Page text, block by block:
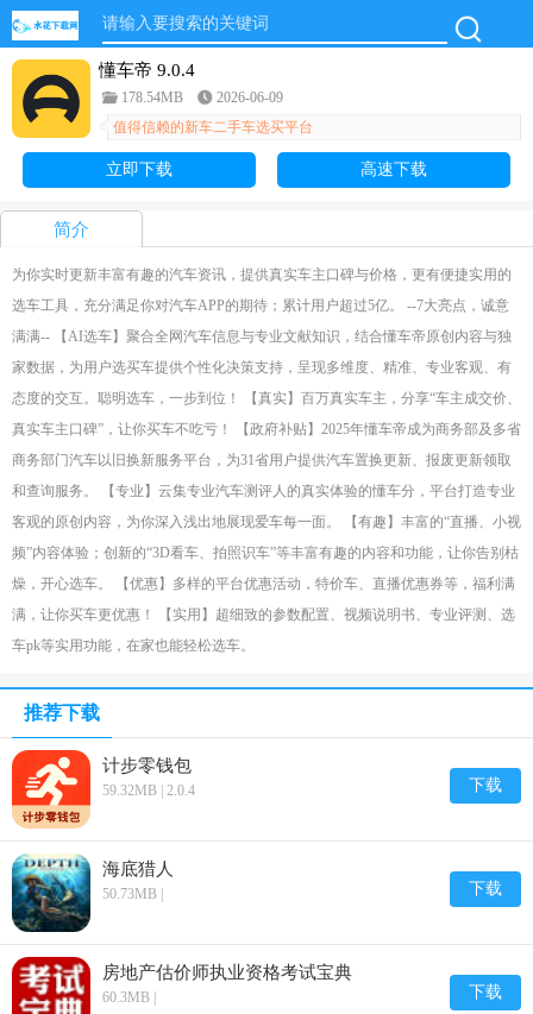
懂车帝 9.0.4
178.54MB
2026-06-09
值得信赖的新车二手车选买平台
立即下载 高速下载
简介
为你实时更新丰富有趣的汽车资讯，提供真实车主口碑与价格，更有便捷实用的
选车工具，充分满足你对汽车APP的期待；累计用户超过5亿。 --7大亮点，诚意
满满-- 【AI选车】聚合全网汽车信息与专业文献知识，结合懂车帝原创内容与独
家数据，为用户选买车提供个性化决策支持，呈现多维度、精准、专业客观、有
态度的交互。聪明选车，一步到位！ 【真实】百万真实车主，分享“车主成交价、
真实车主口碑”，让你买车不吃亏！ 【政府补贴】2025年懂车帝成为商务部及多省
商务部门汽车以旧换新服务平台，为31省用户提供汽车置换更新、报废更新领取
和查询服务。 【专业】云集专业汽车测评人的真实体验的懂车分，平台打造专业
客观的原创内容，为你深入浅出地展现爱车每一面。 【有趣】丰富的“直播、小视
频”内容体验；创新的“3D看车、拍照识车”等丰富有趣的内容和功能，让你告别枯
燥，开心选车。 【优惠】多样的平台优惠活动，特价车、直播优惠券等，福利满
满，让你买车更优惠！ 【实用】超细致的参数配置、视频说明书、专业评测、选
车pk等实用功能，在家也能轻松选车。
推荐下载
计步零钱包
59.32MB | 2.0.4 下载
海底猎人
50.73MB | 下载
房地产估价师执业资格考试宝典
60.3MB | 下载